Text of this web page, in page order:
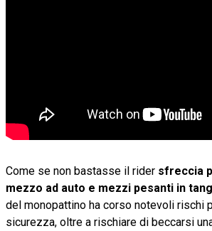
Come se non bastasse il rider sfreccia
mezzo ad auto e mezzi pesanti in
del monopattino ha corso notevoli rischi
sicurezza, oltre a rischiare di beccarsi